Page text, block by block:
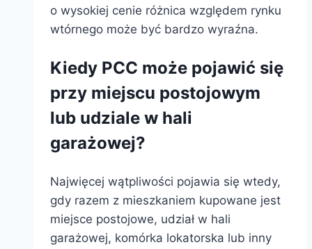
o wysokiej cenie różnica względem rynku
wtórnego może być bardzo wyraźna.
Kiedy PCC może pojawić się
przy miejscu postojowym
lub udziale w hali
garażowej?
Najwięcej wątpliwości pojawia się wtedy,
gdy razem z mieszkaniem kupowane jest
miejsce postojowe, udział w hali
garażowej, komórka lokatorska lub inny